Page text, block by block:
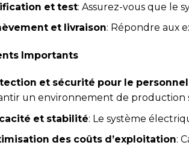
et test: Assurez-vous que le
et livraison: Répondre aux
Importants
et sécurité pour le
un environnement de production
et stabilité: Le système
des coûts d’exploitation: